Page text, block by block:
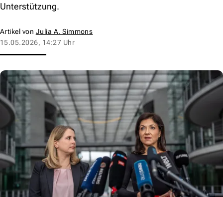
Unterstützung.
Artikel von Julia A. Simmons
15.05.2026, 14:27 Uhr